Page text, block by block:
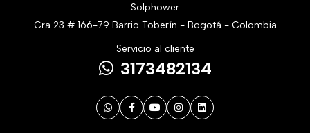
Solphower
Cra 23 # 166-79 Barrio Toberín - Bogotá - Colombia
Servicio al cliente
3173482134